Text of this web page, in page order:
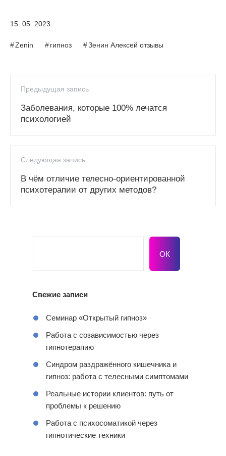
15. 05. 2023
Zenin гипноз Зенин Алексей отзывы
Предыдущая запись
Заболевания, которые 100% лечатся
психологией
Следующая запись
В чём отличие телесно-ориентированной
психотерапии от других методов?
Свежие записи
Семинар «Открытый гипноз»
Работа с созависимостью через
гипнотерапию
Синдром раздражённого кишечника и
гипноз: работа с телесными симптомами
Реальные истории клиентов: путь от
проблемы к решению
Работа с психосоматикой через
гипнотические техники